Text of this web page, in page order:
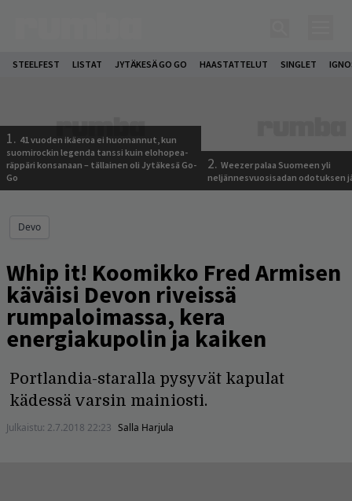
STEELFEST LISTAT JYTÄKESÄ GO GO HAASTATTELUT SINGLET
1. 41 vuoden ikäeroa ei huomannut, kun
suomirockin legenda tanssi kuin elohopea-
räppäri konsanaan – tällainen oli Jytäkesä Go-
Go
2. Weezer palaa Suomeen yli
neljännesvuosisadan odotuksen
Devo
Whip it! Koomikko Fred Armisen
käväisi Devon riveissä
rumpaloimassa, kera
energiakupolin ja kaiken
Portlandia-staralla pysyvät kapulat
kädessä varsin mainiosti.
Julkaistu: 2.7.2018 22:23 Salla Harjula